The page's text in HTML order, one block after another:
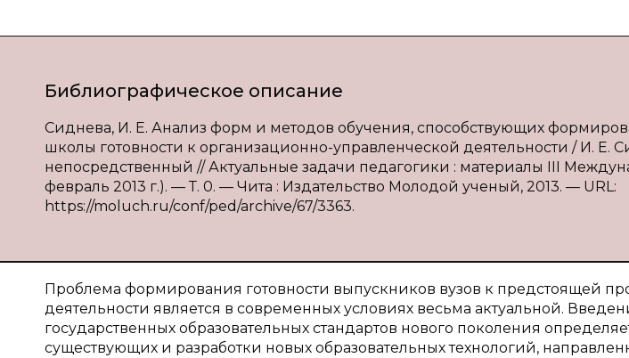
Библиографическое описание
Сиднева, И. Е. Анализ форм и методов обучения, способствующих
школы готовности к организационно-управленческой деятельности / И. Е.
непосредственный // Актуальные задачи педагогики : материалы III
февраль 2013 г.). — Т. 0. — Чита : Издательство Молодой ученый, 2013. — URL:
https://moluch.ru/conf/ped/archive/67/3363.
Проблема формирования готовности выпускников вузов к предстоящей
деятельности является в современных условиях весьма актуальной.
государственных образовательных стандартов нового поколения
существующих и разработки новых образовательных технологий,